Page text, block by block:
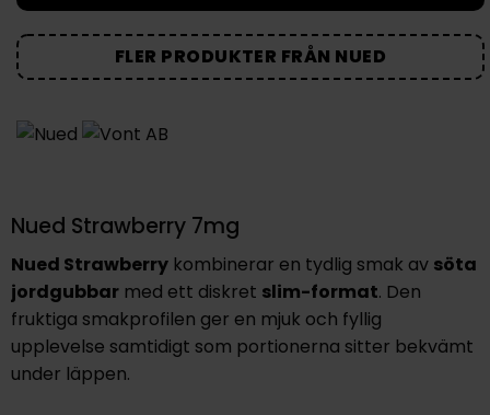
FLER PRODUKTER FRÅN NUED
Nued Strawberry 7mg
Nued Strawberrykombinerar en tydlig smak av söta
jordgubbarmed ett diskret slim-format. Den
fruktiga smakprofilen ger en mjuk och fyllig
upplevelse samtidigt som portionerna sitter bekvämt
under läppen.